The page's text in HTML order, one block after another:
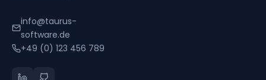
info@taurus-
software.de
+49 (0) 123 456 789